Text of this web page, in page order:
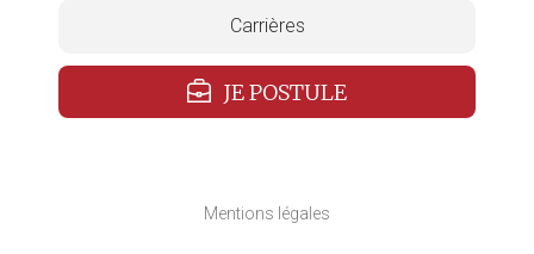
Carrières
JE POSTULE
Mentions légales